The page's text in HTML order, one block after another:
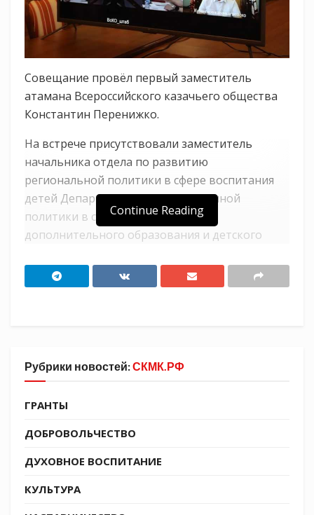
Совещание провёл первый заместитель
атамана Всероссийского казачьего общества
Константин Перенижко.
На встрече присутствовали заместитель
начальника отдела по развитию
региональной политики в сфере воспитания
детей Департамента государственной
политики в сфере воспитания,
дополнительного образования и детского
представители Армавирского
государственного педагогического
Continue Reading
Рубрики новостей:СКМК.РФ
ГРАНТЫ
ДОБРОВОЛЬЧЕСТВО
ДУХОВНОЕ ВОСПИТАНИЕ
КУЛЬТУРА